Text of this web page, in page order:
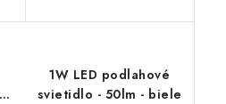
1W LED podlahové
svietidlo - 50lm - biele